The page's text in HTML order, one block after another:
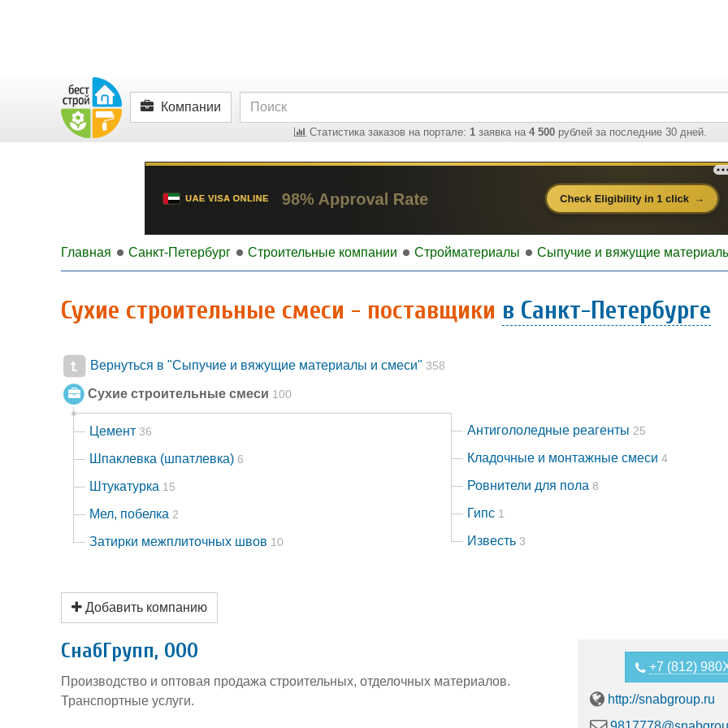
Компании
Статистика заказов на портале: 1 заявка на 4 500 рублей за последние 30 дней.
Главная Санкт-Петербург Строительные компании Стройматериалы Сыпучие и вяжущие
Сухие строительные смеси - поставщики в Санкт-Петербурге
Вернуться в "Сыпучие и вяжущие материалы и смеси" 358
Сухие строительные смеси 100
Цемент 36
Шпаклевка (шпатлевка) 6
Штукатурка 15
Мел, побелка 2
Затирки межплиточных швов 10
Антигололедные реагенты 25
Кладочные и монтажные смеси 4
Ровнители для пола 8
Гипс 1
Известь 3
Добавить компанию
СнабГрупп, ООО
Производство и оптовая продажа строительных, отделочных материалов.
Транспортные услуги.
+7 (812)
http://snabgroup.ru